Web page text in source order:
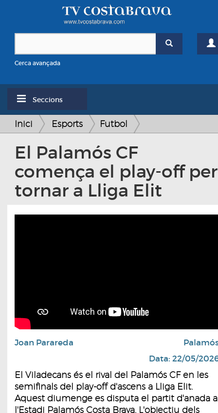
Cerca avançada
Seccions
Inici Esports Futbol
El Palamós CF
comença el play-off per
tornar a Lliga Elit
Joan Parareda
Data: 22/05/
El Viladecans és el rival del Palamós CF en les
semifinals del play-off d'ascens a Lliga Elit.
Aquest diumenge es disputa el partit d'anada a
l'Estadi Palamós Costa Brava. L'objectiu dels